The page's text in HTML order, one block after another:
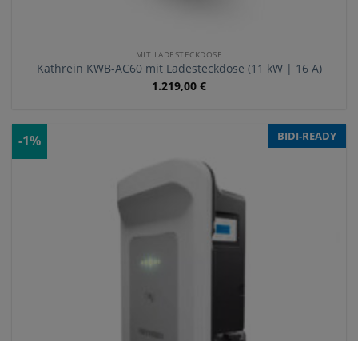
MIT LADESTECKDOSE
Kathrein KWB-AC60 mit Ladesteckdose (11 kW | 16 A)
1.219,00 €
-1% BIDI-READY